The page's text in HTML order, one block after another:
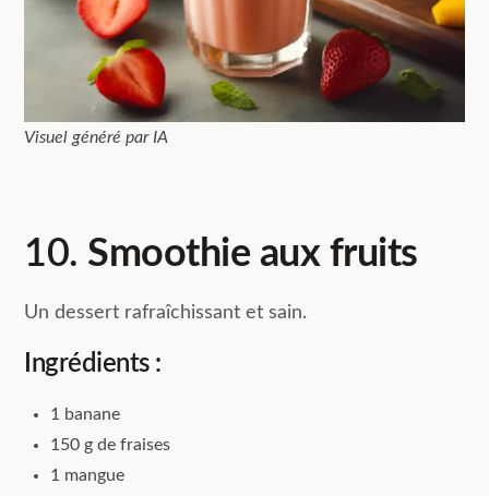
Visuel généré par IA
10. Smoothie aux fruits
Un dessert rafraîchissant et sain.
Ingrédients :
1 banane
150 g de fraises
1 mangue